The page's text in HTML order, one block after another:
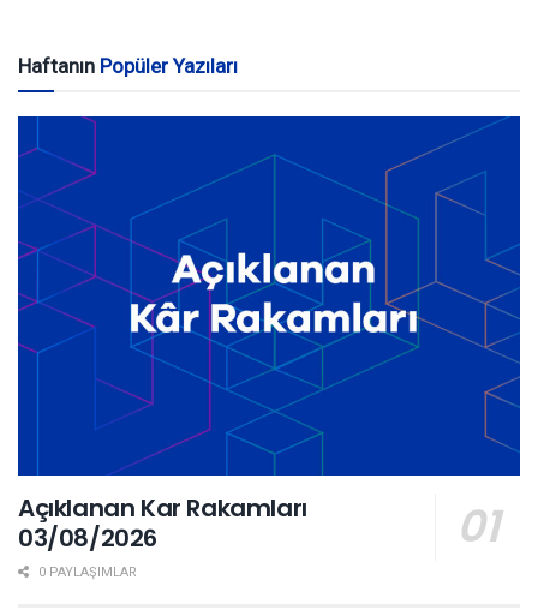
Haftanın Popüler Yazıları
Açıklanan Kar Rakamları
03/08/2026
0 PAYLAŞIMLAR